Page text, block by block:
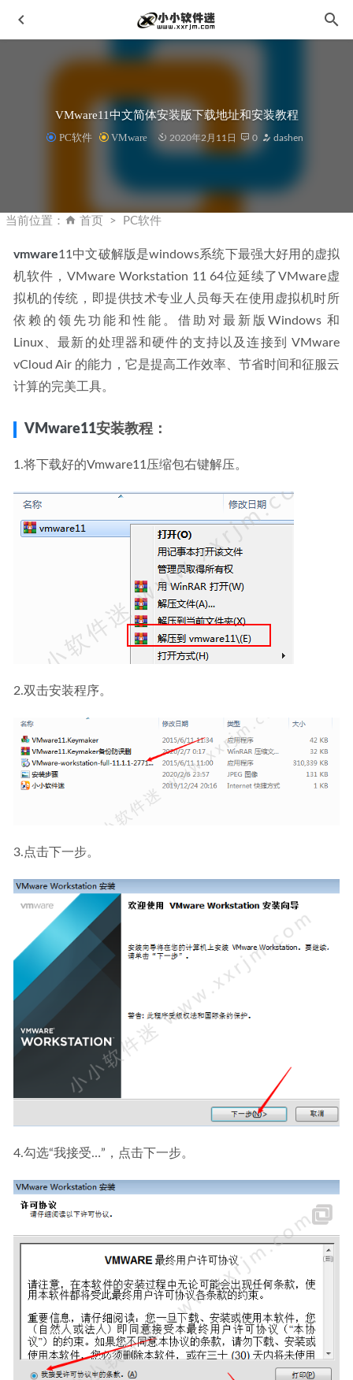
VMware11中文简体安装版下载地址和安装教程
PC软件 VMware 2020年2月11日 0 dashen
当前位置： 首页 PC软件
vmware11中文破解版是windows系统下最强大好用的虚拟
机软件，VMware Workstation 11 64位延续了VMware虚
拟机的传统，即提供技术专业人员每天在使用虚拟机时所
依赖的领先功能和性能。借助对最新版Windows 和
Linux、最新的处理器和硬件的支持以及连接到 VMware
vCloud Air 的能力，它是提高工作效率、节省时间和征服云
计算的完美工具。
VMware11安装教程：
1.将下载好的Vmware11压缩包右键解压。
2.双击安装程序。
3.点击下一步。
4.勾选“我接受…”，点击下一步。
Lumion Pro 12.5 2023年最新简体中文破解版 2023-03-21
Hot Door CADtools 2026 v30.2.0 中文破解版-支持AI2024-
Perfectly Clear WorkBench V4 4.6.0.2631中文破解版+汉化预
设包 2024-01-16
Corel 会声会影 2022 彼岸特别版_[v25.1.0.3] 2022-09-27
3DMAX插件-设置CPU核心模式-支持3dmax2016-2023 2022-
12-08